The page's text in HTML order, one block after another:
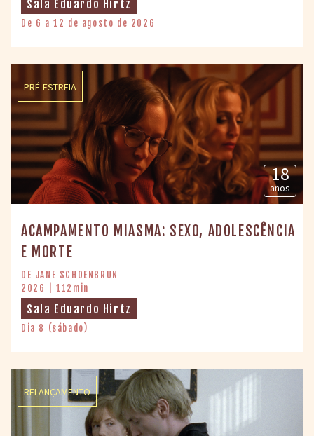
Sala Eduardo Hirtz
De 6 a 12 de agosto de 2026
PRÉ-ESTREIA
18
anos
ACAMPAMENTO MIASMA: SEXO, ADOLESCÊNCIA
E MORTE
DE JANE SCHOENBRUN
2026 | 112min
Sala Eduardo Hirtz
Dia 8 (sábado)
RELANÇAMENTO